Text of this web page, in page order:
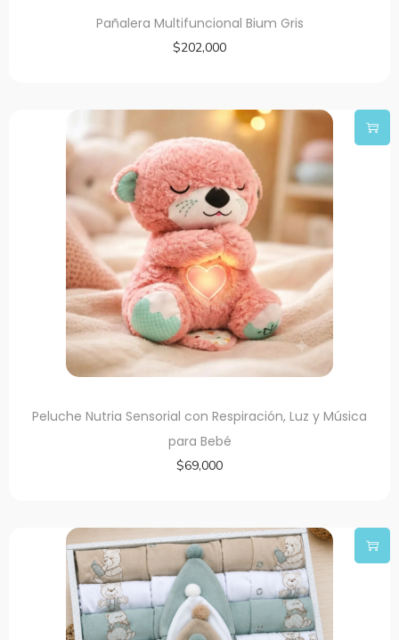
Pañalera Multifuncional Bium Gris
$202,000
Peluche Nutria Sensorial con Respiración, Luz y Música
para Bebé
$69,000